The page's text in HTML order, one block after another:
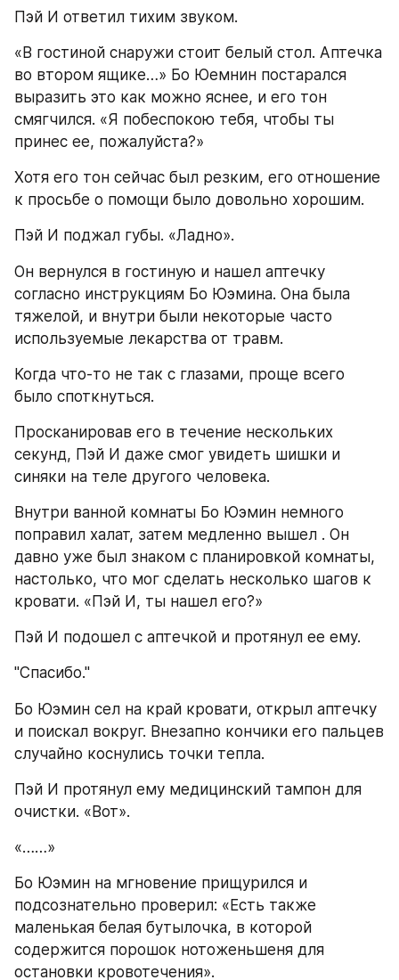
Пэй И ответил тихим звуком.
«В гостиной снаружи стоит белый стол. Аптечка
во втором ящике…» Бо Юемнин постарался
выразить это как можно яснее, и его тон
смягчился. «Я побеспокою тебя, чтобы ты
принес ее, пожалуйста?»
Хотя его тон сейчас был резким, его отношение
к просьбе о помощи было довольно хорошим.
Пэй И поджал губы. «Ладно».
Он вернулся в гостиную и нашел аптечку
согласно инструкциям Бо Юэмина. Она была
тяжелой, и внутри были некоторые часто
используемые лекарства от травм.
Когда что-то не так с глазами, проще всего
было споткнуться.
Просканировав его в течение нескольких
секунд, Пэй И даже смог увидеть шишки и
синяки на теле другого человека.
Внутри ванной комнаты Бо Юэмин немного
поправил халат, затем медленно вышел . Он
давно уже был знаком с планировкой комнаты,
настолько, что мог сделать несколько шагов к
кровати. «Пэй И, ты нашел его?»
Пэй И подошел с аптечкой и протянул ее ему.
"Спасибо."
Бо Юэмин сел на край кровати, открыл аптечку
и поискал вокруг. Внезапно кончики его пальцев
случайно коснулись точки тепла.
Пэй И протянул ему медицинский тампон для
очистки. «Вот».
«……»
Бо Юэмин на мгновение прищурился и
подсознательно проверил: «Есть также
маленькая белая бутылочка, в которой
содержится порошок нотоженьшеня для
остановки кровотечения».